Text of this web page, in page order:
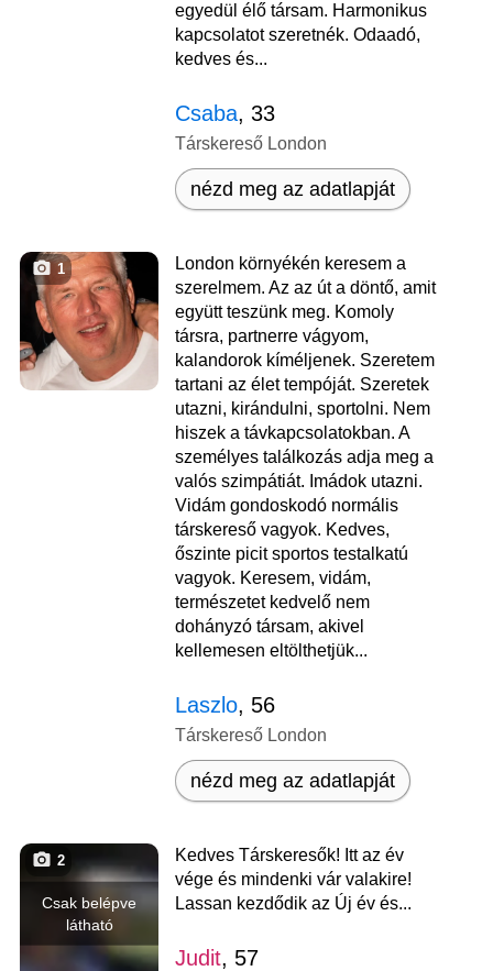
egyedül élő társam. Harmonikus
kapcsolatot szeretnék. Odaadó,
kedves és...
Csaba, 33
Társkereső London
nézd meg az adatlapját
1
London környékén keresem a
szerelmem. Az az út a döntő, amit
együtt teszünk meg. Komoly
társra, partnerre vágyom,
kalandorok kíméljenek. Szeretem
tartani az élet tempóját. Szeretek
utazni, kirándulni, sportolni. Nem
hiszek a távkapcsolatokban. A
személyes találkozás adja meg a
valós szimpátiát. Imádok utazni.
Vidám gondoskodó normális
társkereső vagyok. Kedves,
őszinte picit sportos testalkatú
vagyok. Keresem, vidám,
természetet kedvelő nem
dohányzó társam, akivel
kellemesen eltölthetjük...
Laszlo, 56
Társkereső London
nézd meg az adatlapját
Csak belépve
látható
2
Kedves Társkeresők! Itt az év
vége és mindenki vár valakire!
Lassan kezdődik az Új év és...
Judit, 57